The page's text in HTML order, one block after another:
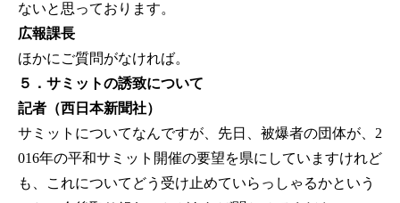
ないと思っております。
広報課長
ほかにご質問がなければ。
５．サミットの誘致について
記者（西日本新聞社）
サミットについてなんですが、先日、被爆者の団体が、2
016年の平和サミット開催の要望を県にしていますけれど
も、これについてどう受け止めていらっしゃるかという